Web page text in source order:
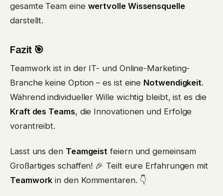
gesamte Team eine wertvolle Wissensquelle
darstellt.
Fazit 🎯
Teamwork ist in der IT- und Online-Marketing-
Branche keine Option – es ist eine Notwendigkeit.
Während individueller Wille wichtig bleibt, ist es die
Kraft des Teams, die Innovationen und Erfolge
vorantreibt.
Lasst uns den Teamgeist feiern und gemeinsam
Großartiges schaffen! 🎉 Teilt eure Erfahrungen mit
Teamwork in den Kommentaren. 👇